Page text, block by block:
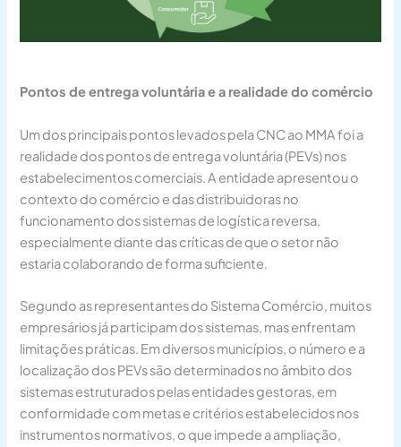
Pontos de entrega voluntária e a realidade do comércio
Um dos principais pontos levados pela CNC ao MMA foi a
realidade dos pontos de entrega voluntária (PEVs) nos
estabelecimentos comerciais. A entidade apresentou o
contexto do comércio e das distribuidoras no
funcionamento dos sistemas de logística reversa,
especialmente diante das críticas de que o setor não
estaria colaborando de forma suficiente.
Segundo as representantes do Sistema Comércio, muitos
empresários já participam dos sistemas, mas enfrentam
limitações práticas. Em diversos municípios, o número e a
localização dos PEVs são determinados no âmbito dos
sistemas estruturados pelas entidades gestoras, em
conformidade com metas e critérios estabelecidos nos
instrumentos normativos, o que impede a ampliação,